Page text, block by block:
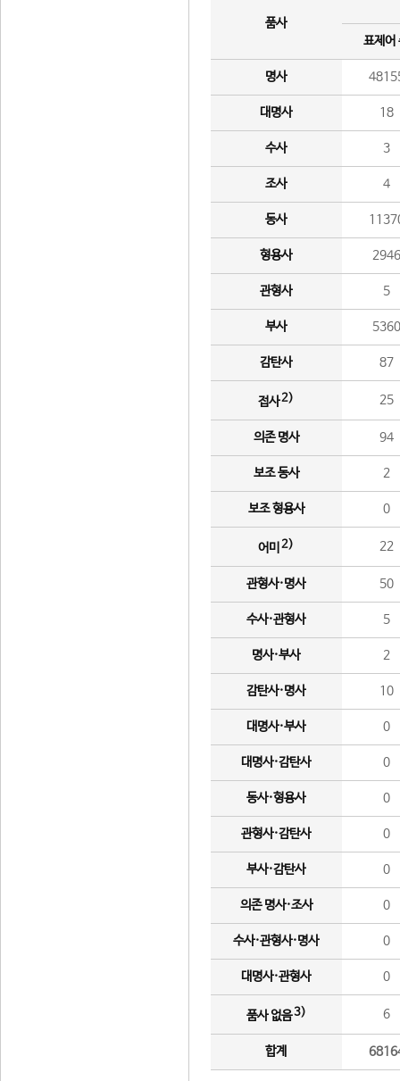
품사
표제어
명사
대명사 18
수사 3
조사 4
동사
형용사 2946
관형사 5
부사 5360
감탄사 87
접사2) 25
의존 명사 94
보조 동사 2
보조 형용사 0
어미 2) 22
관형사·명사 50
수사·관형사 5
명사·부사 2
감탄사·명사 10
대명사·부사 0
대명사·감탄사 0
동사·형용사 0
관형사·감탄사 0
부사·감탄사 0
의존 명사·조사 0
수사·관형사·명사 0
대명사·관형사 0
품사 없음3) 6
합계